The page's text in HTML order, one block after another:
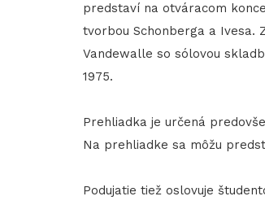
predstaví na otváracom
tvorbou Schonberga a Ivesa.
Vandewalle so sólovou
1975.
Prehliadka je určená
Na prehliadke sa môžu
Podujatie tiež oslovuje